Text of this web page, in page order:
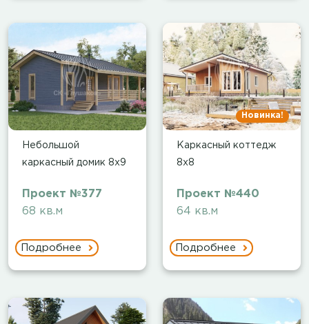
Небольшой
каркасный домик 8х9
Проект №377
68 кв.м
Подробнее
Новинка!
Каркасный коттедж
8х8
Проект №440
64 кв.м
Подробнее